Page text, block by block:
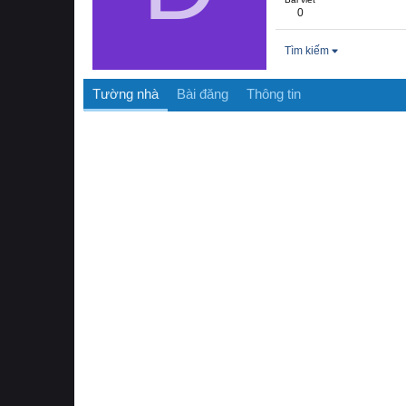
0
Tìm kiếm
Tường nhà Bài đăng Thông tin